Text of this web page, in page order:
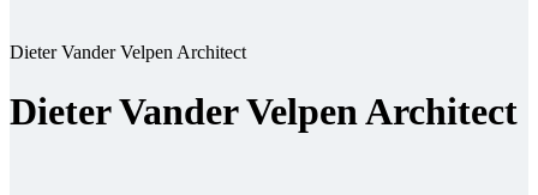
Dieter Vander Velpen Architect
Dieter Vander Velpen Architect